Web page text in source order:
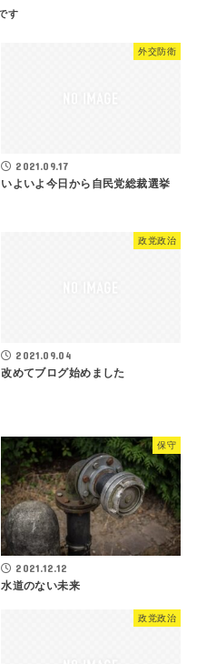
外交防衛
2021.09.17
いよいよ今日から自民党総裁選挙
政党政治
2021.09.04
改めてブログ始めました
保守
2021.12.12
水道のない未来
政党政治